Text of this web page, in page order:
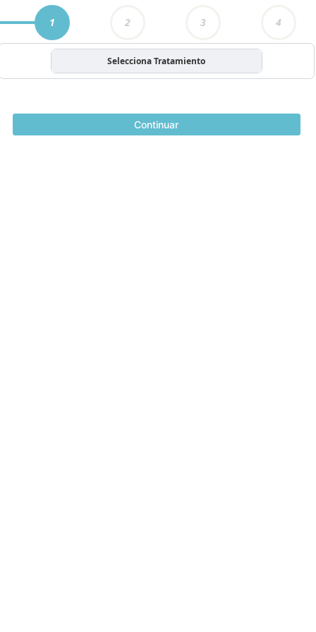
1 2 3 4
Selecciona Tratamiento
Continuar